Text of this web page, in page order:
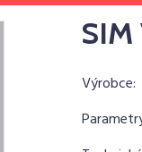
Výrobce: